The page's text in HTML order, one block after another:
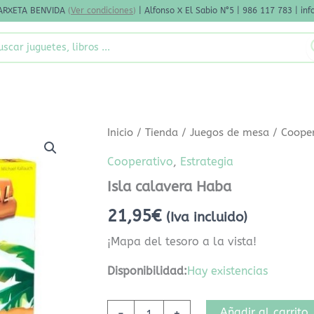
BENVIDA (Ver condiciones) | Alfonso X El Sabio N°5 | 986 117 783 |
Inicio /Tienda /Juegos de mesa /
Cooperativo, Estrategia
Isla calavera Haba
21,95€ (Iva incluido)
¡Mapa del tesoro a la vista!
Disponibilidad: Hay existencias
Isla
Haba
cantidad